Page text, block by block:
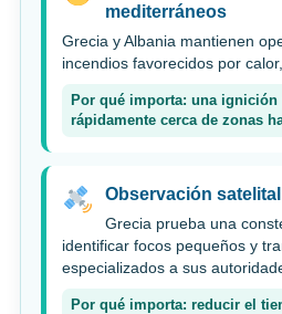
mediterráneos
Grecia y Albania mantienen
incendios favorecidos por
Por qué importa: una
rápidamente cerca de zonas
Observación
Grecia prueba una
identificar focos pequeños y
especializados a sus
Por qué importa: reducir el